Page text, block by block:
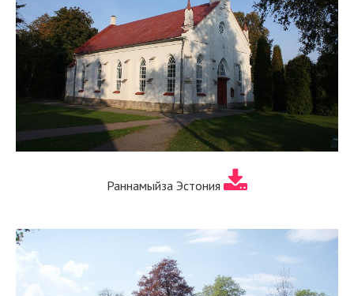
Раннамыйза Эстония